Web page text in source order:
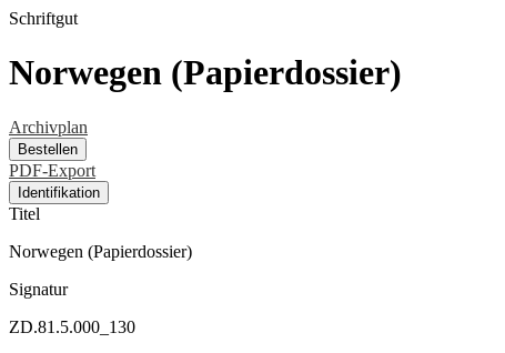
Schriftgut
Norwegen (Papierdossier)
Archivplan
Bestellen
PDF-Export
Identifikation
Titel
Norwegen (Papierdossier)
Signatur
ZD.81.5.000_130